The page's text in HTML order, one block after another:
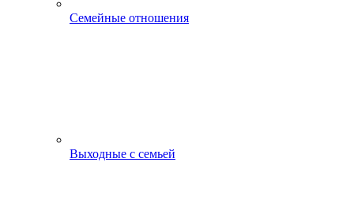
Семейные отношения
Выходные с семьей